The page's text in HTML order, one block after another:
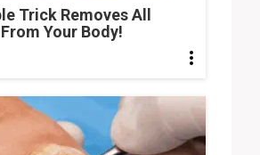
Trick Removes All
Your Body!